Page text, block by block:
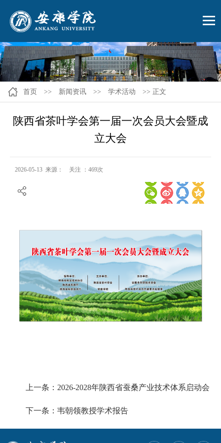
首页 >> 新闻资讯 >> 学术活动 >> 正文
陕西省茶叶学会第一届一次会员大会暨成
立大会
2026-05-13 来源： 关注 ： 469次
上一条：2026-2028年陕西省蚕桑产业技术体系启动会
下一条：韦朝领教授学术报告